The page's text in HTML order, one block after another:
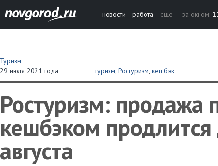
новости работа ещё за окном:
Туризм
29 июля 2021 года
туризм, Ростуризм, кешбэк
Ростуризм: продажа
кешбэком
августа